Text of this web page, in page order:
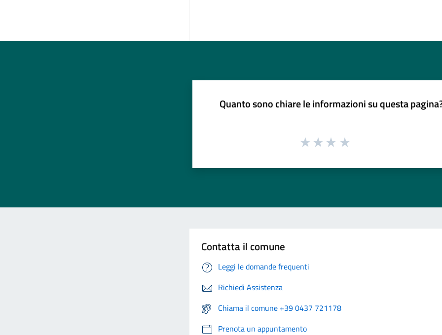
Quanto sono chiare le informazioni su questa
Contatta il comune
Leggi le domande frequenti
Richiedi Assistenza
Chiama il comune +39 0437 721178
Prenota un appuntamento